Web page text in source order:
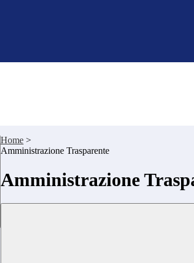
Home >
Amministrazione Trasparente
Amministrazione